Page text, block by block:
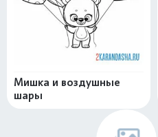
Мишка и воздушные
шары